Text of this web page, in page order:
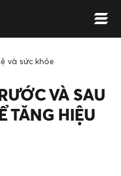
và sức khỏe
VÀ SAU
TĂNG HIỆU